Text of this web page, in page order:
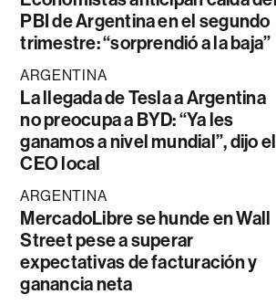
PBI de Argentina en el segundo
trimestre: “sorprendió a la baja”
ARGENTINA
La llegada de Tesla a Argentina
no preocupa a BYD: “Ya les
ganamos a nivel mundial”, dijo el
CEO local
ARGENTINA
MercadoLibre se hunde en Wall
Street pese a superar
expectativas de facturación y
ganancia neta